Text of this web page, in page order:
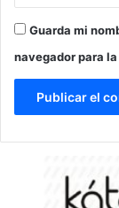
Guarda mi
navegador para